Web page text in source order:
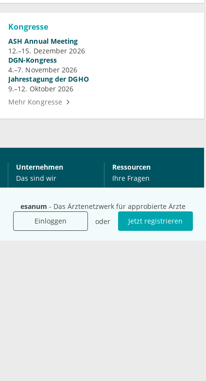
esanum - Das Ärztenetzwerk für approbierte Ärzte
Einloggen
oder Jetzt registrieren
Kongresse
ASH Annual Meeting
12.–15. Dezember 2026
DGN-Kongress
4.–7. November 2026
Jahrestagung der DGHO
9.–12. Oktober 2026
Mehr Kongresse
Unternehmen
Das sind wir
Für Unternehmen
Für Agenturen
Mediadaten
Ressourcen
Ihre Fragen
Hilfe